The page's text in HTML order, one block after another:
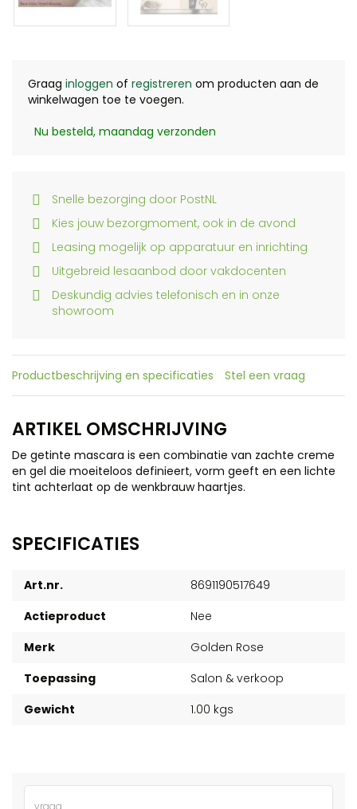
Graag inloggen of registreren om producten aan de
winkelwagen toe te voegen.
Nu besteld, maandag verzonden
Snelle bezorging door PostNL
Kies jouw bezorgmoment, ook in de avond
Leasing mogelijk op apparatuur en inrichting
Uitgebreid lesaanbod door vakdocenten
Deskundig advies telefonisch en in onze
showroom
Productbeschrijving en specificaties Stel een vraag
ARTIKEL OMSCHRIJVING
De getinte mascara is een combinatie van zachte creme
en gel die moeiteloos definieert, vorm geeft en een lichte
tint achterlaat op de wenkbrauw haartjes.
SPECIFICATIES
Art.nr.
8691190517649
Actieproduct
Nee
Merk
Golden Rose
Toepassing
Salon & verkoop
Gewicht
1.00 kgs